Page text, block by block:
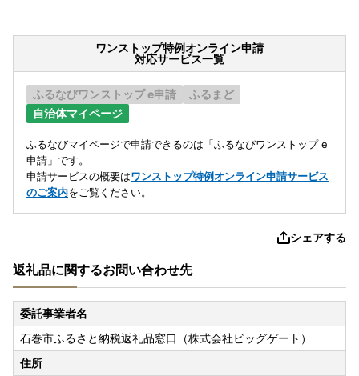
ワンストップ特例オンライン申請
対応サービス一覧
ふるなびワンストップ e申請
ふるまど
自治体マイページ
ふるなびマイページで申請できるのは「ふるなびワンストップ e
申請」です。
申請サービスの概要はワンストップ特例オンライン申請サービス
のご案内をご覧ください。
シェアする
返礼品に関するお問い合わせ先
委託事業者名
石巻市ふるさと納税返礼品窓口（株式会社ビッグゲート）
住所